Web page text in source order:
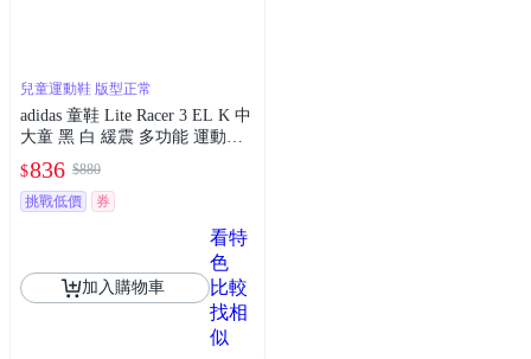
兒童運動鞋 版型正常
adidas 童鞋 Lite Racer 3 EL K 中
大童 黑 白 緩震 多功能 運動鞋
$836 $880
挑戰低價
券
加入購物車
看特
色
比較
找相
似